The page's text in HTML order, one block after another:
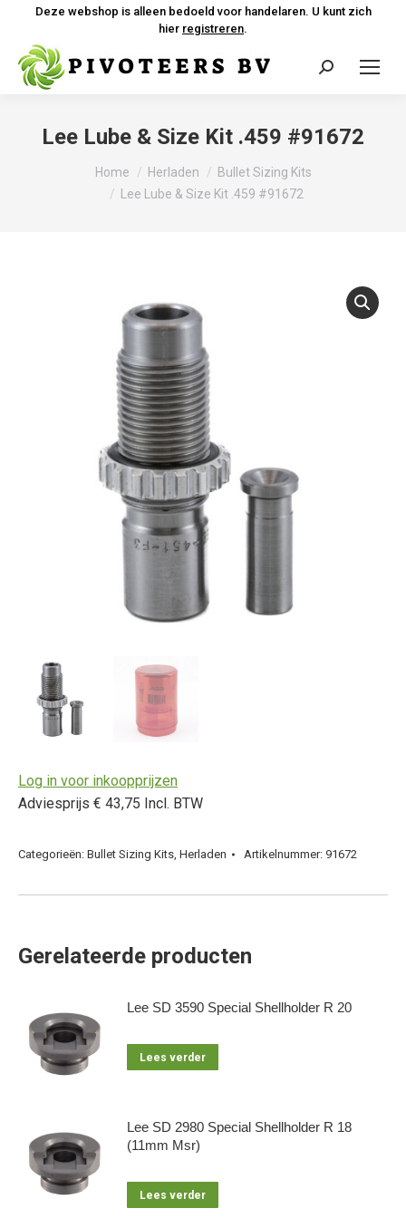
Deze webshop is alleen bedoeld voor handelaren. U kunt zich
hier registreren.
Zoeken:
Lee Lube & Size Kit .459 #91672
Home Herladen
Bullet Sizing Kits
Lee Lube & Size Kit .459 #91672
Log in voor inkoopprijzen
Adviesprijs € 43,75 Incl. BTW
Categorieën: Bullet Sizing Kits Herladen Artikelnummer: 91672
Gerelateerde producten
Lee SD 3590 Special Shellholder R 20
Lees verder
Lee SD 2980 Special Shellholder R 18
(11mm Msr)
Lees verder